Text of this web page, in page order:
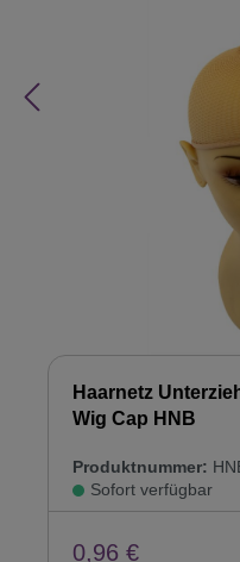
Haarnetz
Wig Cap HNB
Produktnummer:
Sofort verfügbar
0,96 €